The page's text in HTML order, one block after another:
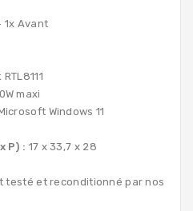
1x Avant
maxi
Windows 11
P) : 17 x 33,7 x 28
testé et reconditionné par nos